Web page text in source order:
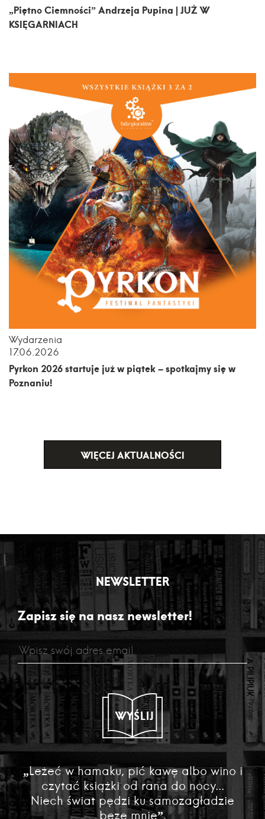
„Piętno Ciemności” Andrzeja Pupina | JUŻ W
KSIĘGARNIACH
Wydarzenia
17.06.2026
Pyrkon 2026 startuje już w piątek – spotkajmy się w
Poznaniu!
WIĘCEJ AKTUALNOŚCI
NEWSLETTER
Zapisz się na nasz newsletter!
WYŚLIJ
„Leżeć w hamaku, pić kawę albo wino i
czytać książki od rana do nocy...
Niech świat pędzi ku samozagładzie
beze mnie”.